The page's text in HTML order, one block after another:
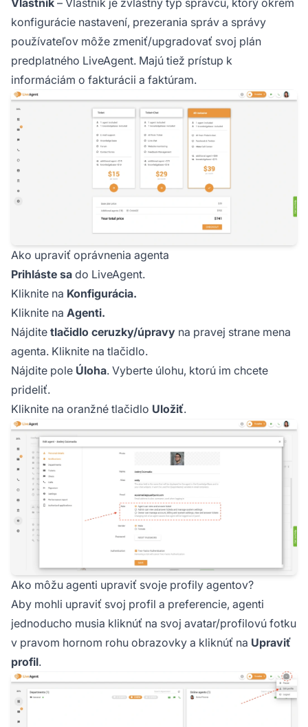
Vlastník – Vlastník je zvláštny typ správcu, ktorý okrem
konfigurácie nastavení, prezerania správ a správy
používateľov môže zmeniť/upgradovať svoj plán
predplatného LiveAgent. Majú tiež prístup k
informáciám o fakturácii a faktúram.
Ako upraviť oprávnenia agenta
Prihláste sa do LiveAgent.
Kliknite na Konfigurácia.
Kliknite na Agenti.
Nájdite tlačidlo ceruzky/úpravy na pravej strane mena
agenta. Kliknite na tlačidlo.
Nájdite pole Úloha. Vyberte úlohu, ktorú im chcete
prideliť.
Kliknite na oranžné tlačidlo Uložiť.
Ako môžu agenti upraviť svoje profily agentov?
Aby mohli upraviť svoj profil a preferencie, agenti
jednoducho musia kliknúť na svoj avatar/profilovú fotku
v pravom hornom rohu obrazovky a kliknúť na Upraviť
profil.